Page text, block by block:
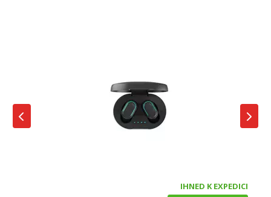
IHNED K EXPEDICI